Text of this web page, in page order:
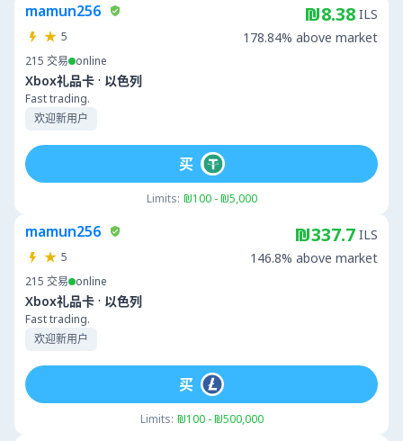
mamun256
5
215 交易 online
Xbox礼品卡 · 以色列
Fast trading.
欢迎新用户
₪8.38 ILS
178.84% above market
Limits: ₪100 - ₪5,000
买
mamun256
5
215 交易 online
Xbox礼品卡 · 以色列
Fast trading.
欢迎新用户
₪337.7 ILS
146.8% above market
Limits: ₪100 - ₪500,000
买